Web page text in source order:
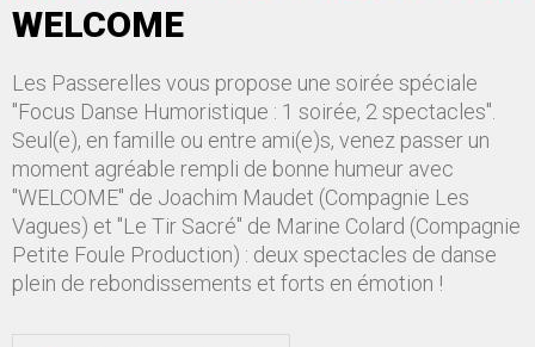
WELCOME
Les Passerelles vous propose une soirée spéciale
"Focus Danse Humoristique : 1 soirée, 2 spectacles".
Seul(e), en famille ou entre ami(e)s, venez passer un
moment agréable rempli de bonne humeur avec
"WELCOME" de Joachim Maudet (Compagnie Les
Vagues) et "Le Tir Sacré" de Marine Colard (Compagnie
Petite Foule Production) : deux spectacles de danse
plein de rebondissements et forts en émotion !